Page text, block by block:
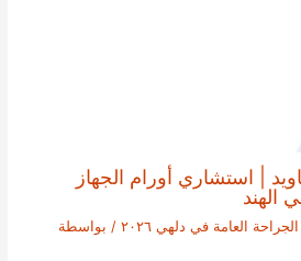
| استشاري أورام الجهاز
الهند
العامة في دلهي ٢٠٢٦
/ بواسطة